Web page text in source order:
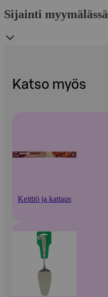
Sijainti myymälässä
Katso myös
Keittiö ja kattaus